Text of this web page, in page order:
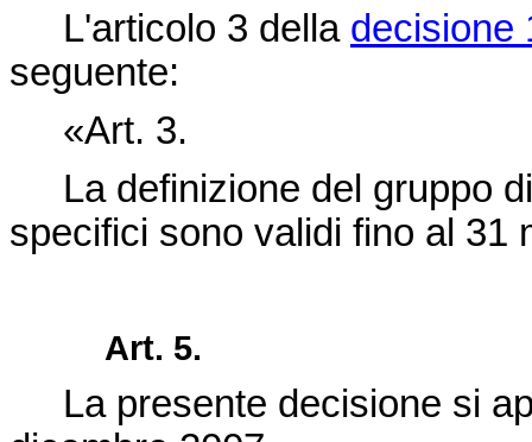
L'articolo 3 della decisione
seguente:
«Art. 3.
La definizione del gruppo
specifici sono validi fino al 31
Art. 5.
La presente decisione si